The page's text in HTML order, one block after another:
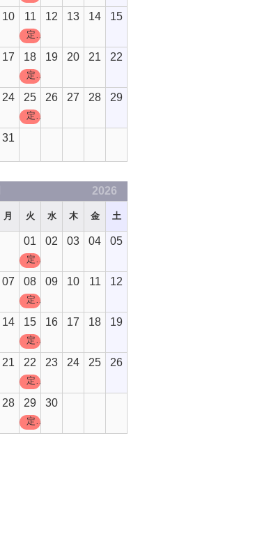
10 11
定休日
12 13 14 15
17 18
定休日
19 20 21 22
24 25
定休日
26 27 28 29
31
2026
月 火 水 木 金 土
01
定休日
02 03 04 05
07 08
定休日
09 10 11 12
14 15
定休日
16 17 18 19
21 22
定休日
23 24 25 26
28 29
定休日
30